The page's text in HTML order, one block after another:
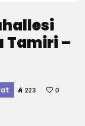
Tamiri –
223 0